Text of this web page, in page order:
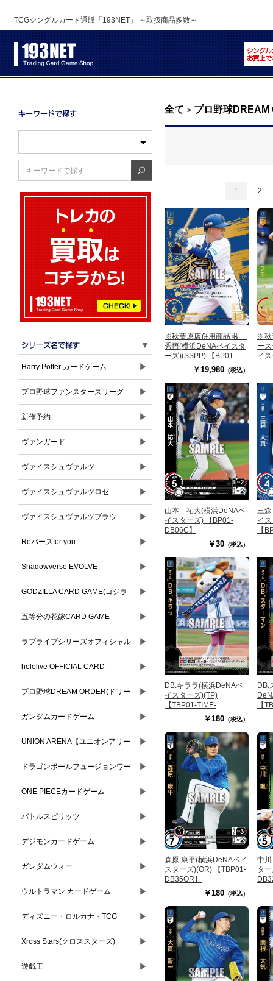
TCGシングルカード通販「193NET」 ～取扱商品多数～
▼
Harry Potter カードゲーム ▶
プロ野球ファンスターズリーグ ▶
新作予約 ▶
ヴァンガード ▶
ヴァイスシュヴァルツ ▶
ヴァイスシュヴァルツロゼ ▶
ヴァイスシュヴァルツブラウ ▶
Reバースfor you ▶
Shadowverse EVOLVE ▶
GODZILLA CARD GAME(ゴジラ
カードゲーム)
▶
五等分の花嫁CARD GAME ▶
ラブライブシリーズオフィシャル
カードゲーム
▶
hololive OFFICIAL CARD
GAME(ホロライブオフィシャルカ
ードゲーム)
▶
プロ野球DREAM ORDER(ドリー
ムオーダー)
▶
ガンダムカードゲーム ▶
UNION ARENA【ユニオンアリー
ナ】
▶
ドラゴンボールフュージョンワー
ルド
▶
ONE PIECEカードゲーム ▶
バトルスピリッツ ▶
デジモンカードゲーム ▶
ガンダムウォー ▶
ウルトラマン カードゲーム ▶
ディズニー・ロルカナ・TCG ▶
Xross Stars(クロススターズ) ▶
遊戯王 ▶
全て > プロ野球DREAM
1 2
※秋葉原店併用商品 牧
秀悟(横浜DeNAベイスタ
ーズ)(SSPP) 【BP01-
DB03SSPP】￥19,980 （税込）
※秋
ー
イ
山本 祐大(横浜DeNAベ
イスターズ) 【BP01-
DB06C】
￥30 （税込）
三
イ
【
DB.キララ(横浜DeNAベ
イスターズ)(TP)
【TBP01-TIME-
￥180 （税込）
DB.
【
森原 康平(横浜DeNAベイ
スターズ)(OR) 【TBP01-
DB35OR】
￥180 （税込）
中
タ